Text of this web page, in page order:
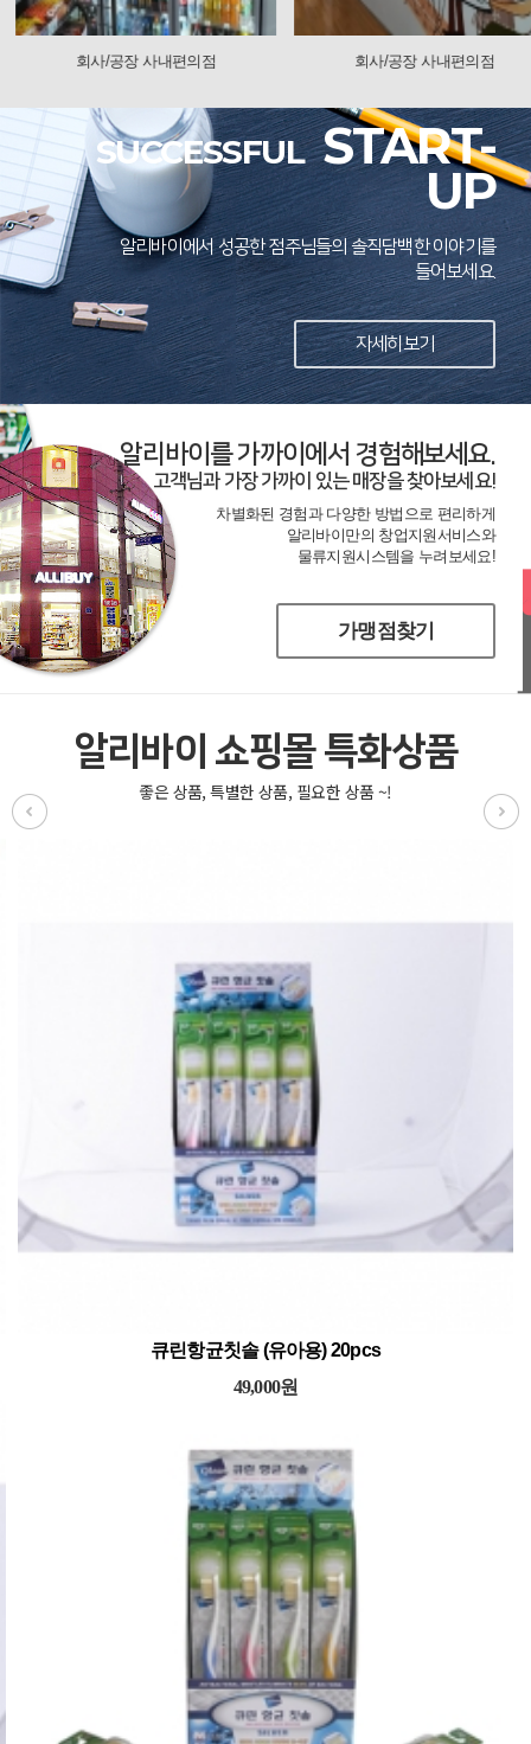
회사/공장 사내편의점 회사/공장 사내편
SUCCESSFUL START-
UP
알리바이에서 성공한 점주님들의 솔직담백한 이야기를
들어보세요.
자세히보기
알리바이를 가까이에서 경험해보세요.
고객님과 가장 가까이 있는 매장을 찾아보세요!
차별화된 경험과 다양한 방법으로 편리하게
알리바이만의 창업지원서비스와
물류지원시스템을 누려보세요!
가맹점찾기
알리바이 쇼핑몰 특화상품
큐린항균칫솔 (soft-type) 20pcs